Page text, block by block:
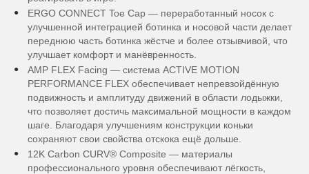
ERGO CONNECT Toe Cap — переработанный носок с
улучшенной интеграцией ботинка и носовой части делает
переднюю часть ботинка жёстче и более отзывчивой, что
улучшает комфорт и манёвренность.
AMP FLEX Facing — система ACTIVE MOTION
PERFORMANCE FLEX обеспечивает непревзойдённую
подвижность и амплитуду движений в области лодыжки,
что позволяет достичь максимальной мощности в каждом
шаге. Благодаря улучшениям конструкции коньки
сохраняют свои свойства отскока ещё дольше.
12K Carbon CURV® Composite — материалы
профессионального уровня обеспечивают лёгкость,